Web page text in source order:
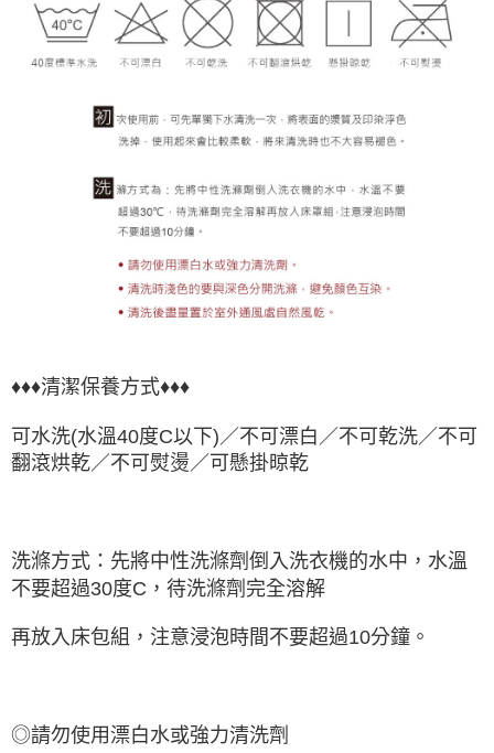
♦♦♦清潔保養方式♦♦♦
可水洗(水溫40度C以下)／不可漂白／不可乾洗／不可
翻滾烘乾／不可熨燙／可懸掛晾乾
洗滌方式：先將中性洗滌劑倒入洗衣機的水中，水溫
不要超過30度C，待洗滌劑完全溶解
再放入床包組，注意浸泡時間不要超過10分鐘。
◎請勿使用漂白水或強力清洗劑